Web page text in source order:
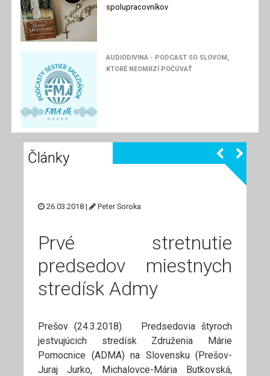
spolupracovníkov
AUDIODIVINA - PODCAST SO SLOVOM,
KTORÉ NEOMRZÍ POČÚVAŤ
Články
26.03.2018 | Peter Soroka
Prvé stretnutie
predsedov miestnych
stredísk Admy
Prešov (24.3.2018). Predsedovia štyroch
jestvujúcich stredísk Združenia Márie
Pomocnice (ADMA) na Slovensku (Prešov-
Juraj Jurko, Michalovce-Mária Butkovská,